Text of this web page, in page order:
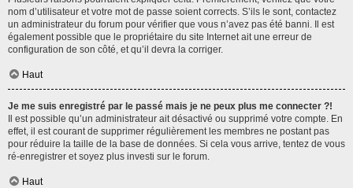
nom d’utilisateur et votre mot de passe soient corrects. S’ils le sont, contactez
un administrateur du forum pour vérifier que vous n’avez pas été banni. Il est
également possible que le propriétaire du site Internet ait une erreur de
configuration de son côté, et qu’il devra la corriger.
Haut
Je me suis enregistré par le passé mais je ne peux plus me connecter ?!
Il est possible qu’un administrateur ait désactivé ou supprimé votre compte. En
effet, il est courant de supprimer régulièrement les membres ne postant pas
pour réduire la taille de la base de données. Si cela vous arrive, tentez de vous
ré-enregistrer et soyez plus investi sur le forum.
Haut